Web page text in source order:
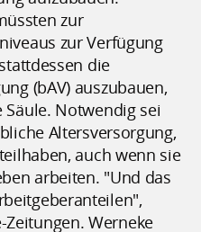
zur
zur Verfügung
die
(bAV) auszubauen,
Notwendig sei
Altersversorgung,
auch wenn sie
arbeiten. "Und das
Zeitungen. Werneke